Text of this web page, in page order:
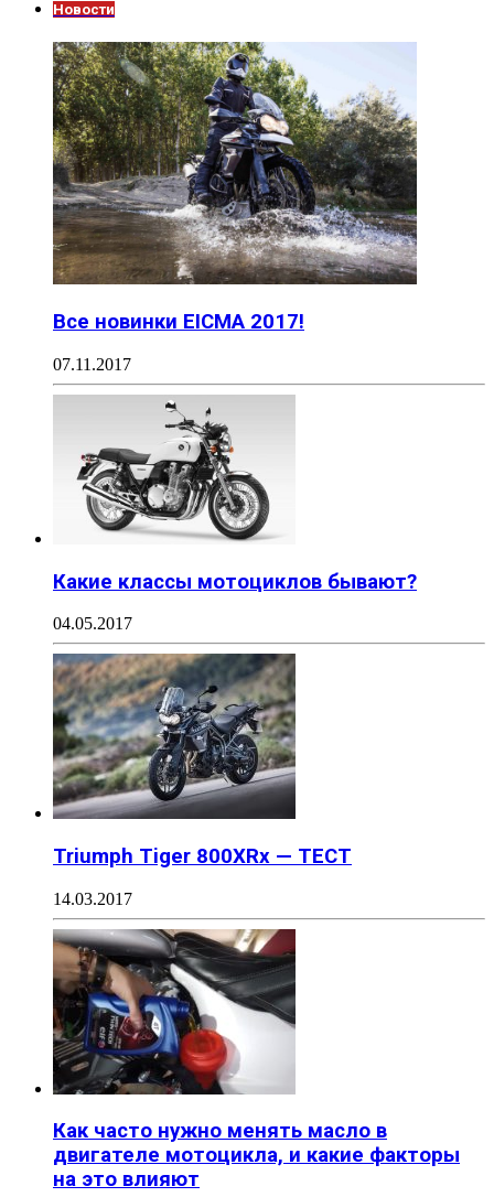
Новости
Все новинки EICMA 2017!
07.11.2017
Какие классы мотоциклов бывают?
04.05.2017
Triumph Tiger 800XRx — ТЕСТ
14.03.2017
Как часто нужно менять масло в
двигателе мотоцикла, и какие факторы
на это влияют